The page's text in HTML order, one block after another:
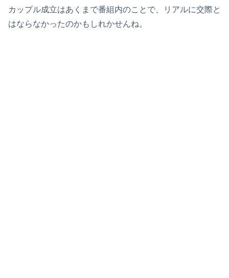
カップル成立はあくまで番組内のことで、リアルに交際と
はならなかったのかもしれかせんね。